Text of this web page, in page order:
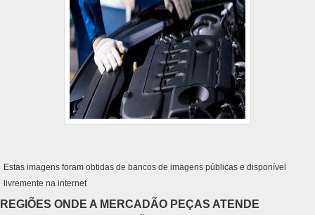
Estas imagens foram obtidas de bancos de imagens públicas e disponível
livremente na internet
REGIÕES ONDE A MERCADÃO PEÇAS ATENDE